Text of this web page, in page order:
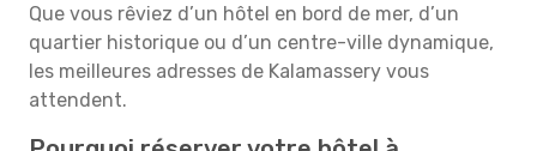
Que vous rêviez d’un hôtel en bord de mer, d’un
quartier historique ou d’un centre-ville dynamique,
les meilleures adresses de Kalamassery vous
attendent.